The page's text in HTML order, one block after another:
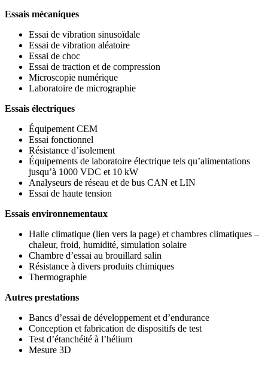
Essais mécaniques
Essai de vibration sinusoïdale
Essai de vibration aléatoire
Essai de choc
Essai de traction et de compression
Microscopie numérique
Laboratoire de micrographie
Essais électriques
Équipement CEM
Essai fonctionnel
Résistance d’isolement
Équipements de laboratoire électrique tels qu’alimentations
jusqu’à 1000 VDC et 10 kW
Analyseurs de réseau et de bus CAN et LIN
Essai de haute tension
Essais environnementaux
Halle climatique (lien vers la page) et chambres climatiques –
chaleur, froid, humidité, simulation solaire
Chambre d’essai au brouillard salin
Résistance à divers produits chimiques
Thermographie
Autres prestations
Bancs d’essai de développement et d’endurance
Conception et fabrication de dispositifs de test
Test d’étanchéité à l’hélium
Mesure 3D